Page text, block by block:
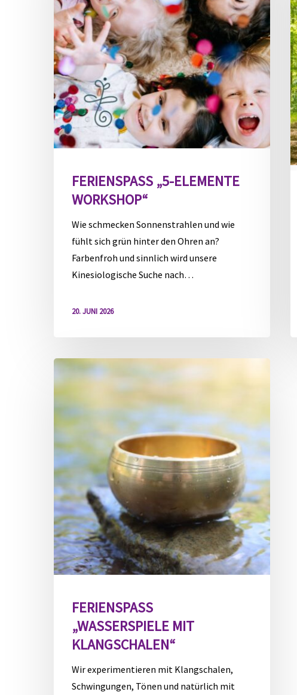
FERIENSPASS „5-ELEMENTE W
ORKSHOP“
Wie schmecken Sonnenstrahlen und wie
fühlt sich grün hinter den Ohren an?
Farbenfroh und sinnlich wird unsere
Kinesiologische Suche nach…
20. JUNI 2026
Ferienspaß
„Wasserspiele
Klangschalen“
FERIENSPASS „
WASSERSPIELE MIT K
LANGSCHALEN“
Wir experimentieren mit Klangschalen,
Schwingungen, Tönen und natürlich mit